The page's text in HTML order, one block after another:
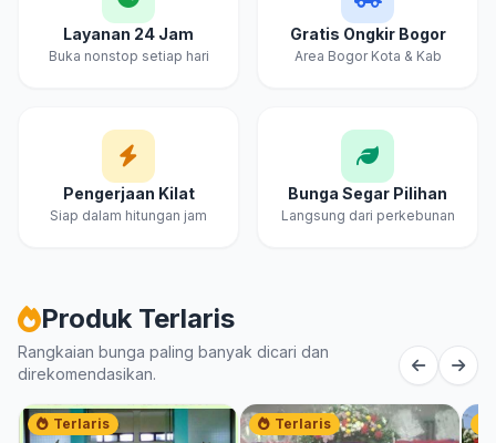
Layanan 24 Jam
Buka nonstop setiap hari
Gratis Ongkir Bogor
Area Bogor Kota & Kab
Pengerjaan Kilat
Siap dalam hitungan jam
Bunga Segar Pilihan
Langsung dari perkebunan
Produk Terlaris
Rangkaian bunga paling banyak dicari dan
direkomendasikan.
Terlaris Terlaris